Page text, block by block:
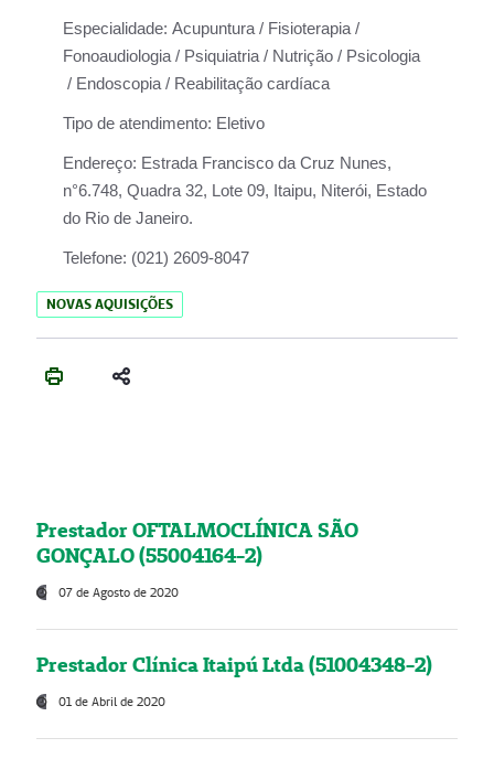
Especialidade: Acupuntura / Fisioterapia /
Fonoaudiologia / Psiquiatria / Nutrição / Psicologia
/ Endoscopia / Reabilitação cardíaca
Tipo de atendimento: Eletivo
Endereço: Estrada Francisco da Cruz Nunes,
n°6.748, Quadra 32, Lote 09, Itaipu, Niterói, Estado
do Rio de Janeiro.
Telefone: (021) 2609-8047
NOVAS AQUISIÇÕES
Prestador OFTALMOCLÍNICA SÃO
GONÇALO (55004164-2)
07 de Agosto de 2020
Prestador Clínica Itaipú Ltda (51004348-2)
01 de Abril de 2020